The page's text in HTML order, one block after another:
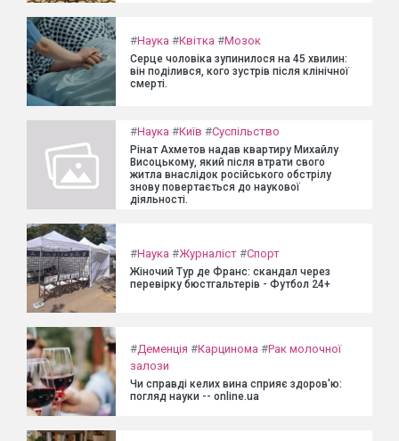
#Наука #Квітка #Мозок
Серце чоловіка зупинилося на 45 хвилин:
він поділився, кого зустрів після клінічної
смерті.
#Наука #Київ #Суспільство
Рінат Ахметов надав квартиру Михайлу
Висоцькому, який після втрати свого
житла внаслідок російського обстрілу
знову повертається до наукової
діяльності.
#Наука #Журналіст #Спорт
Жіночий Тур де Франс: скандал через
перевірку бюстгальтерів - Футбол 24+
#Деменція #Карцинома #Рак молочної
залози
Чи справді келих вина сприяє здоров'ю:
погляд науки -- online.ua